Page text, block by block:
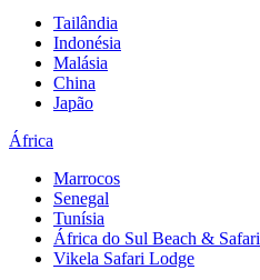
Tailândia
Indonésia
Malásia
China
Japão
África
Marrocos
Senegal
Tunísia
África do Sul Beach & Safari
Vikela Safari Lodge